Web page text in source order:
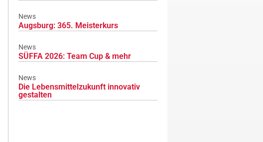
News
Augsburg: 365. Meisterkurs
News
SÜFFA 2026: Team Cup & mehr
News
Die Lebensmittelzukunft innovativ
gestalten